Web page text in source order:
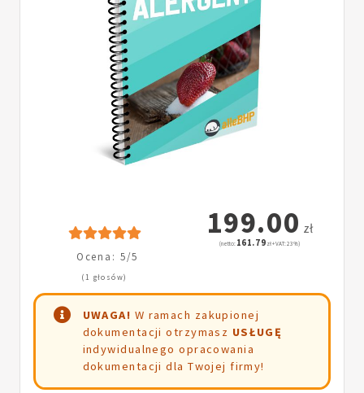
Ocena: 5/5
(1 głosów)
199.00 zł
(netto: 161.79 zł + VAT: 23%)
UWAGA! W ramach zakupionej
dokumentacji otrzymasz USŁUGĘ
indywidualnego opracowania
dokumentacji dla Twojej firmy!